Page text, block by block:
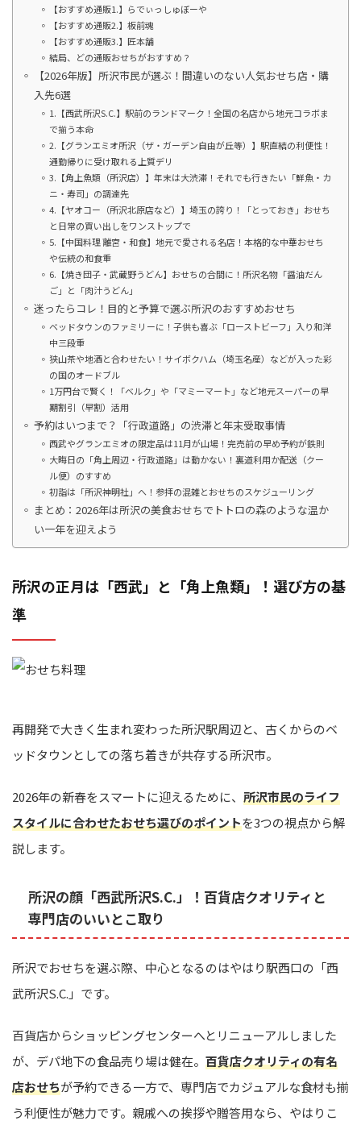
【おすすめ通販1.】らでぃっしゅぼーや
【おすすめ通販2.】板前魂
【おすすめ通販3.】匠本舗
結局、どの通販おせちがおすすめ？
【2026年版】所沢市民が選ぶ！間違いのない人気おせち店・購
入先6選
1.【西武所沢S.C.】駅前のランドマーク！全国の名店から地元コラボま
で揃う本命
2.【グランエミオ所沢（ザ・ガーデン自由が丘等）】駅直結の利便性！
通勤帰りに受け取れる上質デリ
3.【角上魚類（所沢店）】年末は大渋滞！それでも行きたい「鮮魚・カ
ニ・寿司」の調達先
4.【ヤオコー（所沢北原店など）】埼玉の誇り！「とっておき」おせち
と日常の買い出しをワンストップで
5.【中国料理 離宮・和食】地元で愛される名店！本格的な中華おせち
や伝統の和食重
6.【焼き団子・武蔵野うどん】おせちの合間に！所沢名物「醤油だん
ご」と「肉汁うどん」
迷ったらコレ！目的と予算で選ぶ所沢のおすすめおせち
ベッドタウンのファミリーに！子供も喜ぶ「ローストビーフ」入り和洋
中三段重
狭山茶や地酒と合わせたい！サイボクハム（埼玉名産）などが入った彩
の国のオードブル
1万円台で賢く！「ベルク」や「マミーマート」など地元スーパーの早
期割引（早割）活用
予約はいつまで？「行政道路」の渋滞と年末受取事情
西武やグランエミオの限定品は11月が山場！完売前の早め予約が鉄則
大晦日の「角上周辺・行政道路」は動かない！裏道利用か配送（クー
ル便）のすすめ
初詣は「所沢神明社」へ！参拝の混雑とおせちのスケジューリング
まとめ：2026年は所沢の美食おせちでトトロの森のような温か
い一年を迎えよう
所沢の正月は「西武」と「角上魚類」！選び方の基
準
再開発で大きく生まれ変わった所沢駅周辺と、古くからのベ
ッドタウンとしての落ち着きが共存する所沢市。
2026年の新春をスマートに迎えるために、 所沢市民のライフ
スタイルに合わせたおせち選びのポイントを3つの視点から解
説します。
所沢の顔「西武所沢S.C.」！百貨店クオリティと
専門店のいいとこ取り
所沢でおせちを選ぶ際、中心となるのはやはり駅西口の「西
武所沢S.C.」です。
百貨店からショッピングセンターへとリニューアルしました
が、デパ地下の食品売り場は健在。 百貨店クオリティの有名
店おせちが予約できる一方で、専門店でカジュアルな食材も揃
う利便性が魅力です。親戚への挨拶や贈答用なら、やはりこ